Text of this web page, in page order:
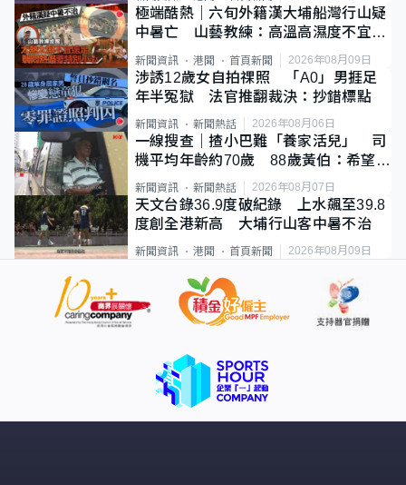
極端酷熱｜六旬外籍漢大埔船灣行山疑
中暑亡 山藝教練：高溫高濕度不宜遠
新聞資訊 港聞 首頁新聞 2026年08月09日
涉誘12歲女自拍祼照 「A0」男捱足
年半冤獄 法官推翻裁決：抄錯標點
新聞資訊 新聞熱話 2026年08月06日
一線搜查｜揸小巴難「養家活兒」 司
機平均年齡約70歲 88歲黃伯：希望一
直揸落去
新聞資訊 新聞熱話 2026年08月07日
天文台錄36.9度破紀錄 上水飆至39.8
度創全港新高 大埔行山客中暑不治
新聞資訊 港聞 首頁新聞 2026年08月09日